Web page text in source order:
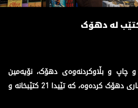
دهۆک
لە دهۆک
و چاپ و بڵاوکردنەوەی دهۆک، نۆیەمین
خولی پێشانگای کتێبی لە شاری دهۆک کردەوە، کە تێیدا 21 کتێبخانە و